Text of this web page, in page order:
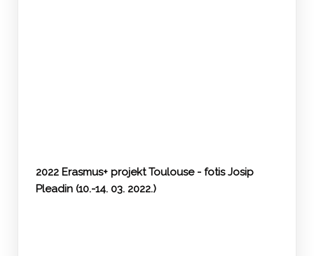
2022 Erasmus+ projekt Toulouse - fotis Josip
Pleadin (10.-14. 03. 2022.)